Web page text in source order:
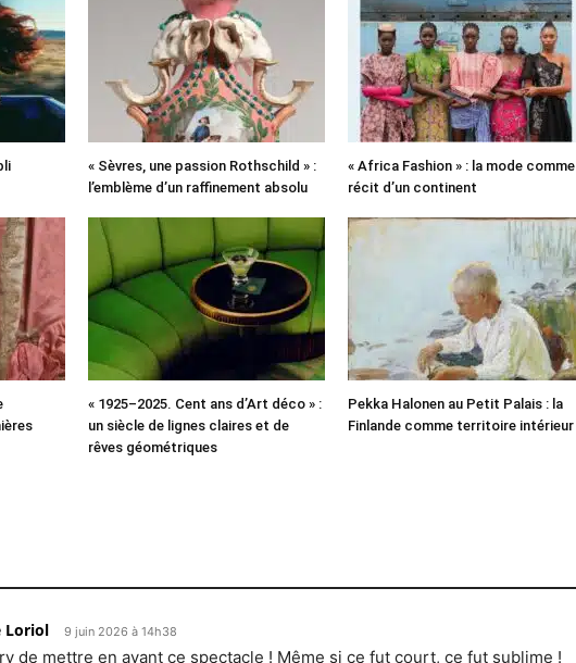
« Sèvres, une passion Rothschild » :
l’emblème d’un raffinement absolu
« Africa Fashion » : la mode comme
récit d’un continent
« 1925–2025. Cent ans d’Art déco » :
un siècle de lignes claires et de
rêves géométriques
Pekka Halonen au Petit Palais : la
Finlande comme territoire intérieur
Loriol 9 juin 2026 à 14h38
de mettre en avant ce spectacle ! Même si ce fut court, ce fut sublime !